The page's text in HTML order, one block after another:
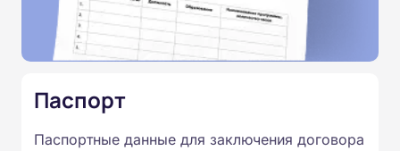
Паспорт
Паспортные данные для заключения договора